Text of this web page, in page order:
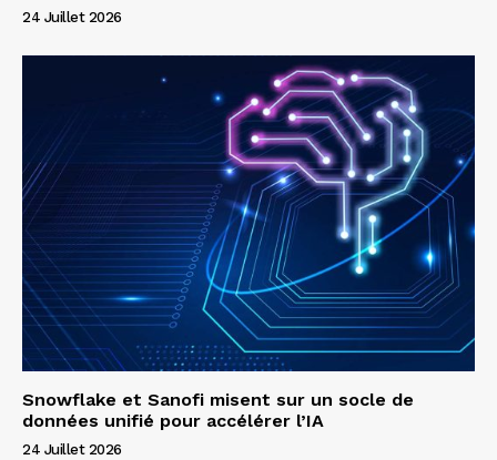
24 Juillet 2026
Snowflake et Sanofi misent sur un socle de
données unifié pour accélérer l’IA
24 Juillet 2026